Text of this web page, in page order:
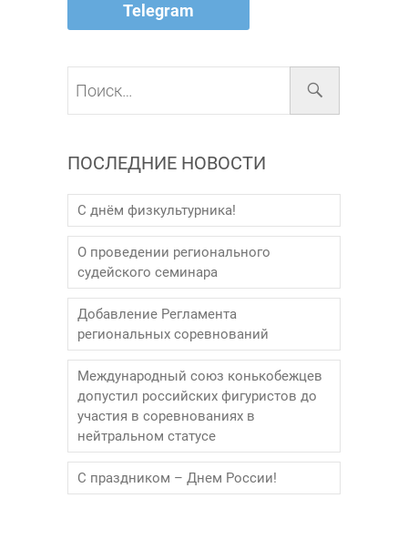
Telegram
ПОСЛЕДНИЕ НОВОСТИ
С днём физкультурника!
О проведении регионального
судейского семинара
Добавление Регламента
региональных соревнований
Международный союз конькобежцев
допустил российских фигуристов до
участия в соревнованиях в
нейтральном статусе
С праздником – Днем России!